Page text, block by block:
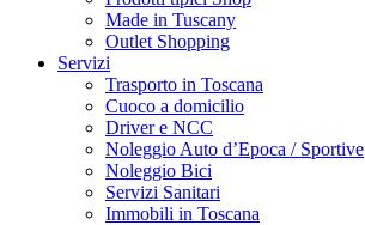
Made in Tuscany
Outlet Shopping
Servizi
Trasporto in Toscana
Cuoco a domicilio
Driver e NCC
Noleggio Auto d’Epoca / Sportive
Noleggio Bici
Servizi Sanitari
Immobili in Toscana